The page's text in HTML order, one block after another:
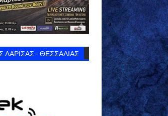
- ΘΕΣΣΑΛΙΑΣ